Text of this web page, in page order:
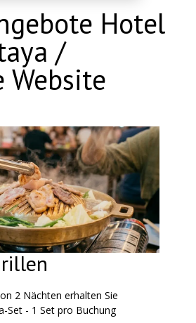
Hotel
/
2 Nächten erhalten Sie
Set - 1 Set pro Buchung